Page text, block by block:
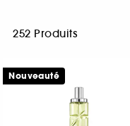
252 Produits
Nouveauté